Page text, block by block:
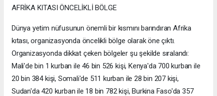
AFRİKA KITASI ÖNCELİKLİ BÖLGE
Dünya yetim nüfusunun önemli bir kısmını barındıran Afrika
kıtası, organizasyonda öncelikli bölge olarak öne çıktı.
Organizasyonda dikkat çeken bölgeler şu şekilde sıralandı:
Mali'de bin 1 kurban ile 46 bin 526 kişi, Kenya'da 700 kurban ile
20 bin 384 kişi, Somali'de 511 kurban ile 28 bin 207 kişi,
Sudan'da 420 kurban ile 18 bin 782 kişi, Burkina Faso'da 357